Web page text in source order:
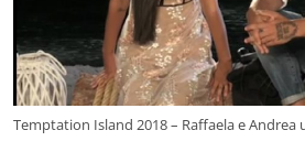
Temptation Island 2018 – Raffaela e Andrea